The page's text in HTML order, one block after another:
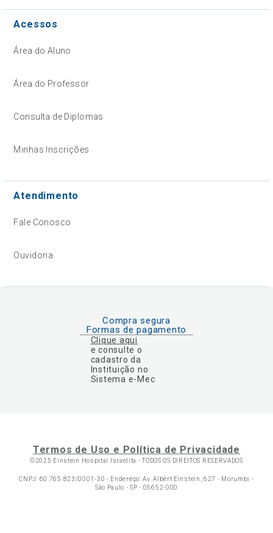
Acessos
Área do Aluno
Área do Professor
Consulta de Diplomas
Minhas Inscrições
Atendimento
Fale Conosco
Ouvidoria
Compra segura
Formas de pagamento
Clique aqui
e consulte o
cadastro da
Instituição no
Sistema e-Mec
Termos de Uso e Política de Privacidade
©2025 Einstein Hospital Israelita -TODOS OS DIREITOS RESERVADOS
CNPJ: 60.765.823/0001-30 - Endereço: Av. Albert Einstein, 627 - Morumbi -
São Paulo - SP - 05652-000